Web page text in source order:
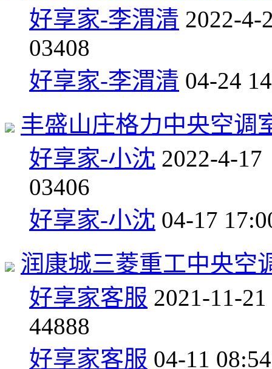
好享家-李渭清 2022-4-
03408
好享家-李渭清 04-24
丰盛山庄格力中央空调
好享家-小沈 2022-4-17
03406
好享家-小沈 04-17
润康城三菱重工中央空
好享家客服 2021-11-21
44888
好享家客服 04-11 08:54